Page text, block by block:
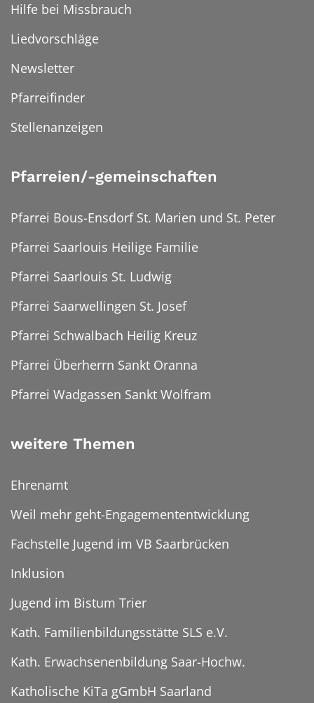
Hilfe bei Missbrauch
Liedvorschläge
Newsletter
Pfarreifinder
Stellenanzeigen
Pfarreien/-gemeinschaften
Pfarrei Bous-Ensdorf St. Marien und St. Peter
Pfarrei Saarlouis Heilige Familie
Pfarrei Saarlouis St. Ludwig
Pfarrei Saarwellingen St. Josef
Pfarrei Schwalbach Heilig Kreuz
Pfarrei Überherrn Sankt Oranna
Pfarrei Wadgassen Sankt Wolfram
weitere Themen
Ehrenamt
Weil mehr geht-Engagemententwicklung
Fachstelle Jugend im VB Saarbrücken
Inklusion
Jugend im Bistum Trier
Kath. Familienbildungsstätte SLS e.V.
Kath. Erwachsenenbildung Saar-Hochw.
Katholische KiTa gGmbH Saarland